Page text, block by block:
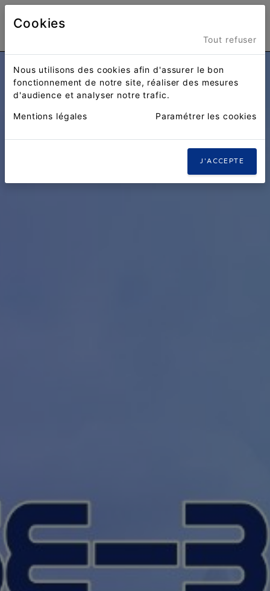
Cookies
Tout refuser
Nous utilisons des cookies afin d'assurer le bon
fonctionnement de notre site, réaliser des mesures
d'audience et analyser notre trafic.
Mentions légales Paramétrer les cookies
J'ACCEPTE